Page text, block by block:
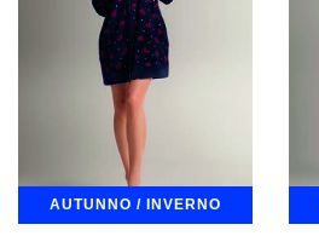
AUTUNNO / INVERNO